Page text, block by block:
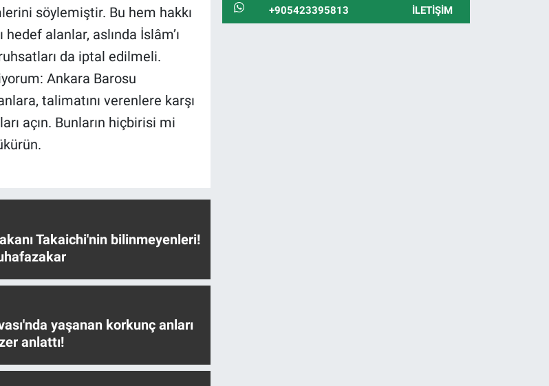
söylemiştir. Bu hem hakkı
alanlar, aslında İslâm’ı
da iptal edilmeli.
Ankara Barosu
talimatını verenlere karşı
açın. Bunların hiçbirisi mi
Takaichi'nin bilinmeyenleri!
yaşanan korkunç anları
anlattı!
+905423395813 İLETIŞIM